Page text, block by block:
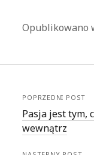
Opublikowano
POPRZEDNI POST
Pasja jest tym,
wewnątrz